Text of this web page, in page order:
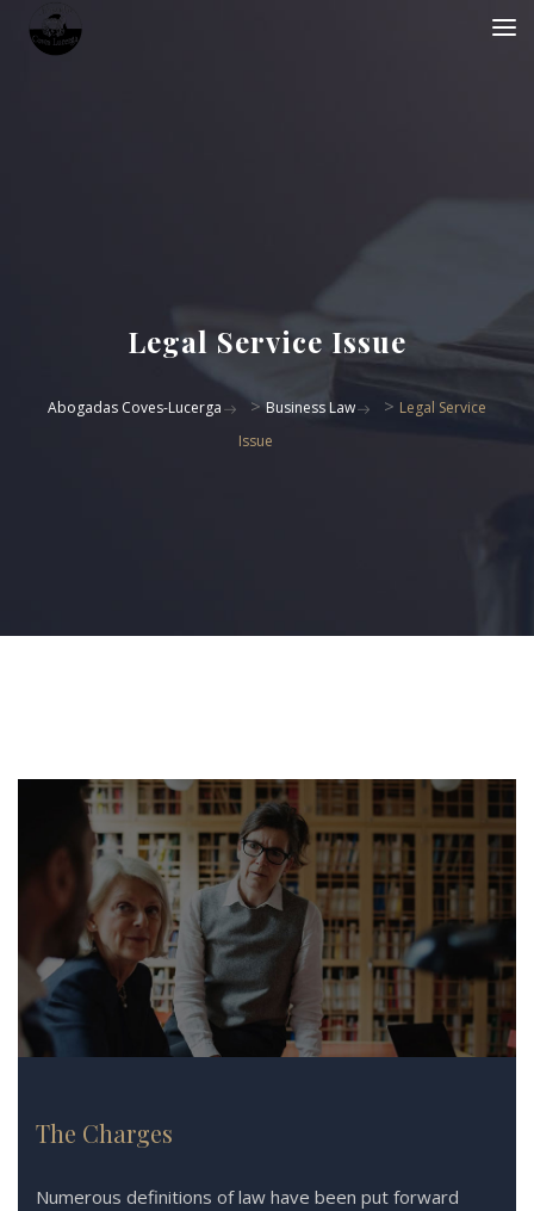
Legal Service Issue
Abogadas Coves-Lucerga >Business Law > Legal Service
Issue
The Charges
Numerous definitions of law have been put forward